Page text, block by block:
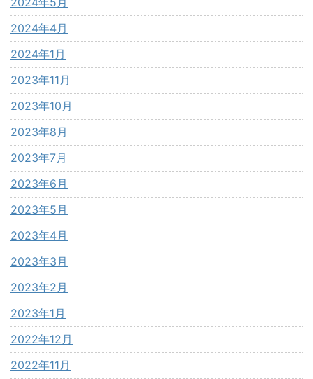
2024年4月
2024年1月
2023年11月
2023年10月
2023年8月
2023年7月
2023年6月
2023年5月
2023年4月
2023年3月
2023年2月
2023年1月
2022年12月
2022年11月